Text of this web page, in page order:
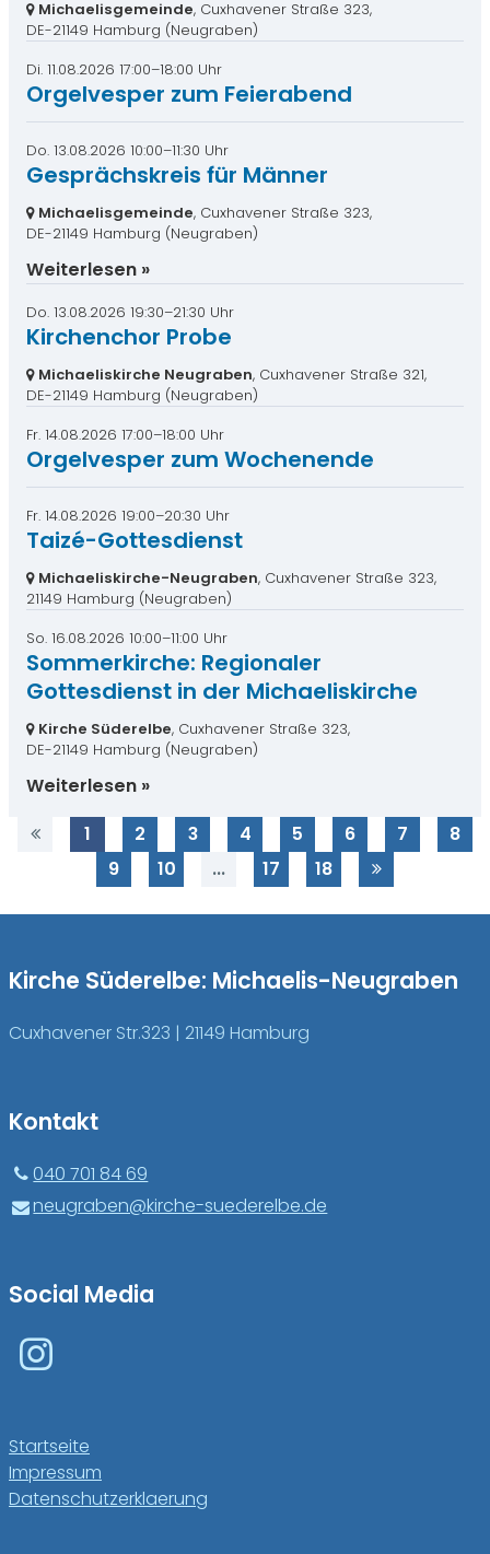
Michaelisgemeinde, Cuxhavener Straße 323,
DE-21149 Hamburg (Neugraben)
Di. 11.08.2026 17:00–18:00 Uhr
Orgelvesper zum Feierabend
Do. 13.08.2026 10:00–11:30 Uhr
Gesprächskreis für Männer
Michaelisgemeinde, Cuxhavener Straße 323,
DE-21149 Hamburg (Neugraben)
Weiterlesen
Do. 13.08.2026 19:30–21:30 Uhr
Kirchenchor Probe
Michaeliskirche Neugraben, Cuxhavener Straße 321,
DE-21149 Hamburg (Neugraben)
Fr. 14.08.2026 17:00–18:00 Uhr
Orgelvesper zum Wochenende
Fr. 14.08.2026 19:00–20:30 Uhr
Taizé-Gottesdienst
Michaeliskirche-Neugraben, Cuxhavener Straße 323,
21149 Hamburg (Neugraben)
So. 16.08.2026 10:00–11:00 Uhr
Sommerkirche: Regionaler
Gottesdienst in der Michaeliskirche
Kirche Süderelbe, Cuxhavener Straße 323,
DE-21149 Hamburg (Neugraben)
Weiterlesen
1
2 3 4 5 6 7
8
9
10 ... 17 18
Kirche Süderelbe: Michaelis-Neugraben
Cuxhavener Str.323 | 21149 Hamburg
Kontakt
040 701 84 69
neugraben@​kirche-suederelbe.​de
Social Media
Startseite
Impressum
Datenschutzerklaerung